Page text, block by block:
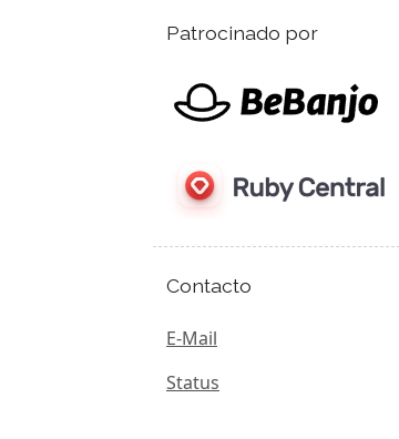
Patrocinado por
Contacto
E-Mail
Status